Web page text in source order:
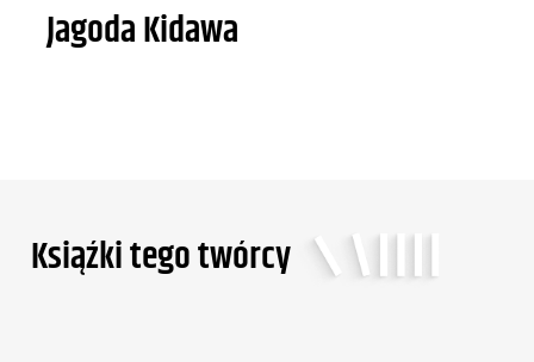
Jagoda Kidawa
Ksiąźki tego twórcy